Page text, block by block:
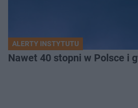
ALERTY INSTYTUTU
Nawet 40 stopni w Polsce i